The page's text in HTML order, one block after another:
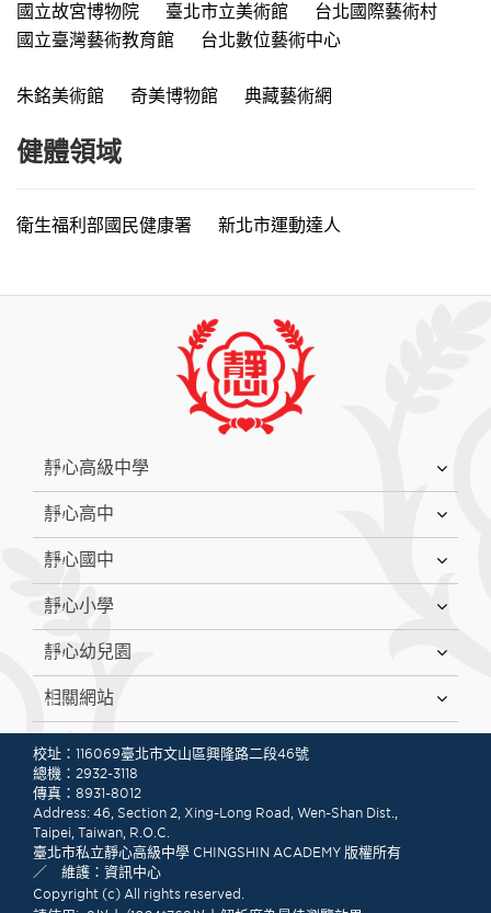
國立故宮博物院 臺北市立美術館
台北國際藝術村
國立臺灣藝術教育館
台北數位藝術中心
朱銘美術館 奇美博物館 典藏藝術網
健體領域
衛生福利部國民健康署 新北市運動達人
靜心高級中學
靜心高中
靜心國中
靜心小學
靜心幼兒園
相關網站
校址：116069臺北市文山區興隆路二段46號
總機：2932-3118
傳真：8931-8012
Address: 46, Section 2, Xing-Long Road, Wen-Shan Dist.,
Taipei, Taiwan, R.O.C.
臺北市私立靜心高級中學 CHINGSHIN ACADEMY 版權所有
／ 維護：資訊中心
Copyright (c) All rights reserved.